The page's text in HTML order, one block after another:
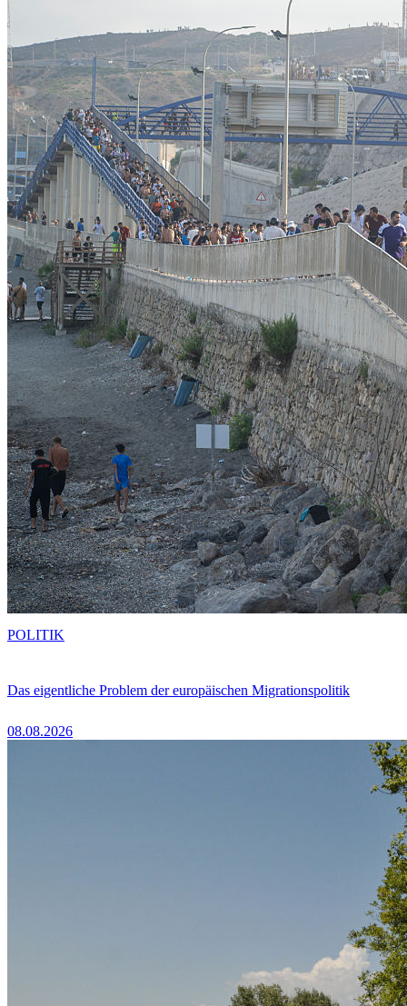
Das eigentliche Problem der europäischen Migrationspolitik
08.08.2026
POLITIK